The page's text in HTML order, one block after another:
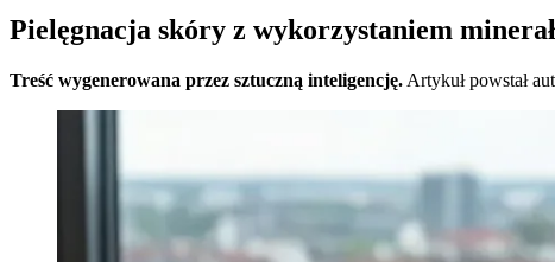
Pielęgnacja skóry z wykorzystaniem
Treść wygenerowana przez sztuczną inteligencję. Artykuł powstał